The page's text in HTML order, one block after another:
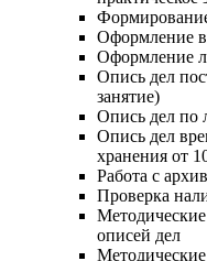
Оформление
Оформление
Опись дел
занятие)
Опись дел по
Опись дел
хранения от
Работа с
Проверка
описей дел